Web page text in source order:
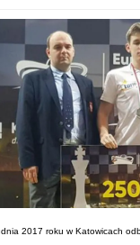
2017 roku w Katowicach